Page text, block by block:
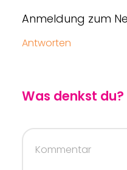
Anmeldung zum
Antworten
Was denkst du?